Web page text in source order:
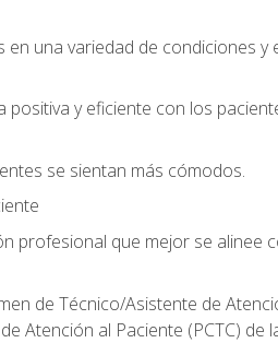
una variedad de condiciones
y eficiente con los
se sientan más cómodos.
profesional que mejor se alinee
de Técnico/Asistente de
Atención al Paciente (PCTC) de